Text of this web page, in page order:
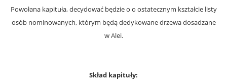
Powołana kapituła, decydować będzie o o ostatecznym kształcie listy
osób nominowanych, którym będą dedykowane drzewa dosadzane
w Alei.
Skład kapituły: